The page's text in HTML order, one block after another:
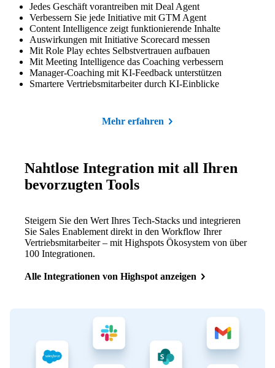
Jedes Geschäft vorantreiben mit Deal Agent
Verbessern Sie jede Initiative mit GTM Agent
Content Intelligence zeigt funktionierende Inhalte
Auswirkungen mit Initiative Scorecard messen
Mit Role Play echtes Selbstvertrauen aufbauen
Mit Meeting Intelligence das Coaching verbessern
Manager-Coaching mit KI-Feedback unterstützen
Smartere Vertriebsmitarbeiter durch KI-Einblicke
Mehr erfahren
Nahtlose Integration mit all Ihren
bevorzugten Tools
Steigern Sie den Wert Ihres Tech-Stacks und integrieren
Sie Sales Enablement direkt in den Workflow Ihrer
Vertriebsmitarbeiter – mit Highspots Ökosystem von über
100 Integrationen.
Alle Integrationen von Highspot anzeigen